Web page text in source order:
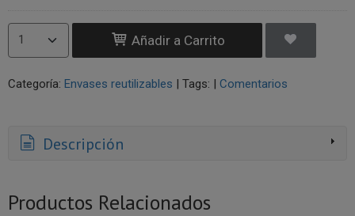
Añadir a Carrito
Categoría: Envases reutilizables | Tags: | Comentarios
Descripción
Productos Relacionados